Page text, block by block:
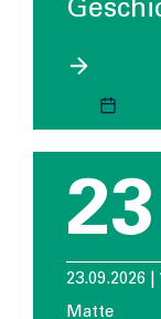
23
23.09.2026
Matte